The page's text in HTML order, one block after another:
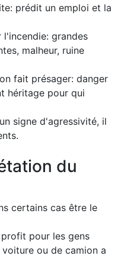
prédit un emploi et la
l'incendie: grandes
malheur, ruine
fait présager: danger
héritage pour qui
signe d'agressivité, il
du
certains cas être le
pour les gens
ou de camion a